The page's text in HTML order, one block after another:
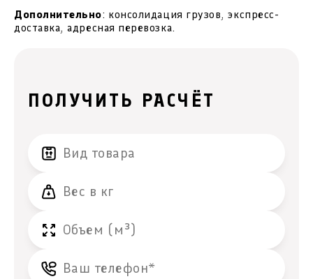
Дополнительно: консолидация грузов, экспресс-
доставка, адресная перевозка.
ПОЛУЧИТЬ РАСЧЁТ